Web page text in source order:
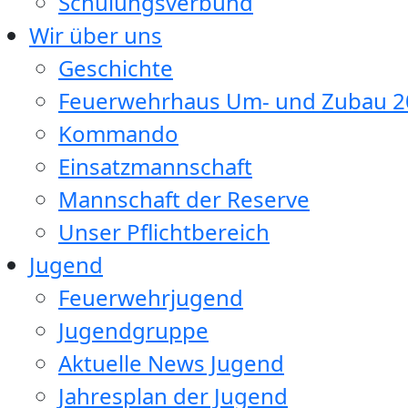
Wir über uns
Geschichte
Feuerwehrhaus Um- und Zubau
Kommando
Einsatzmannschaft
Mannschaft der Reserve
Unser Pflichtbereich
Jugend
Feuerwehrjugend
Jugendgruppe
Aktuelle News Jugend
Jahresplan der Jugend